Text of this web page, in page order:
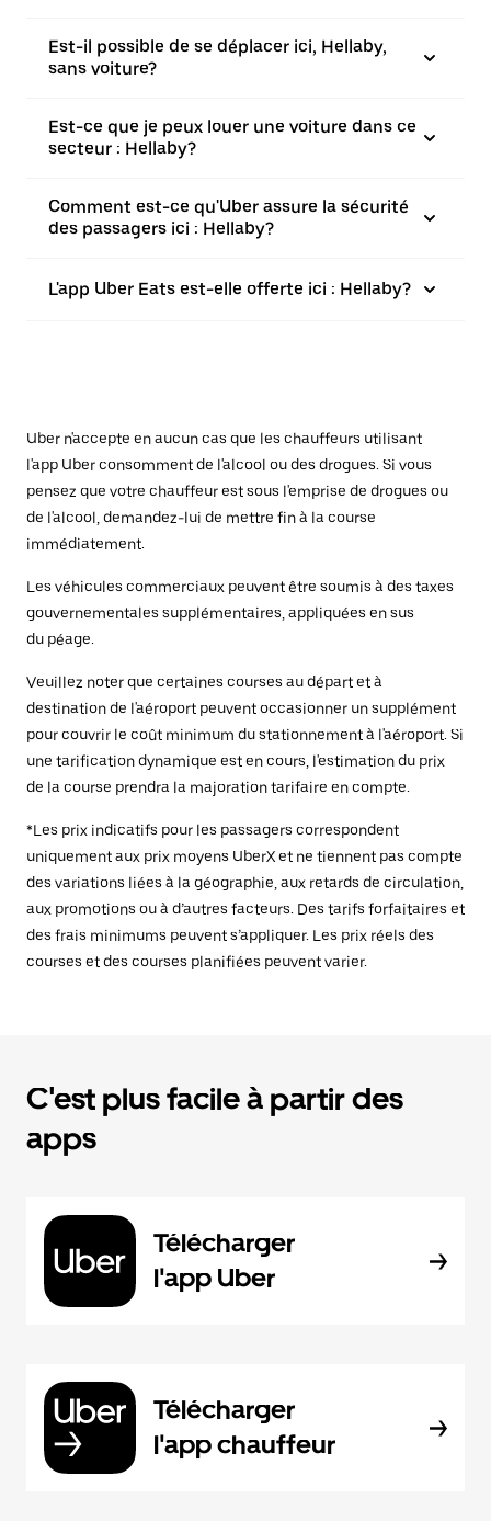
Est-il possible de se déplacer ici, Hellaby,
sans voiture?
Est-ce que je peux louer une voiture dans ce
secteur : Hellaby?
Comment est-ce qu'Uber assure la sécurité
des passagers ici : Hellaby?
L'app Uber Eats est-elle offerte ici : Hellaby?
Uber n'accepte en aucun cas que les chauffeurs utilisant
l'app Uber consomment de l'alcool ou des drogues. Si vous
pensez que votre chauffeur est sous l'emprise de drogues ou
de l'alcool, demandez-lui de mettre fin à la course
immédiatement.
Les véhicules commerciaux peuvent être soumis à des taxes
gouvernementales supplémentaires, appliquées en sus
du péage.
Veuillez noter que certaines courses au départ et à
destination de l'aéroport peuvent occasionner un supplément
pour couvrir le coût minimum du stationnement à l'aéroport. Si
une tarification dynamique est en cours, l'estimation du prix
de la course prendra la majoration tarifaire en compte.
*Les prix indicatifs pour les passagers correspondent
uniquement aux prix moyens UberX et ne tiennent pas compte
des variations liées à la géographie, aux retards de circulation,
aux promotions ou à d’autres facteurs. Des tarifs forfaitaires et
des frais minimums peuvent s’appliquer. Les prix réels des
courses et des courses planifiées peuvent varier.
C'est plus facile à partir des
apps
Télécharger
l'app Uber
Télécharger
l'app chauffeur